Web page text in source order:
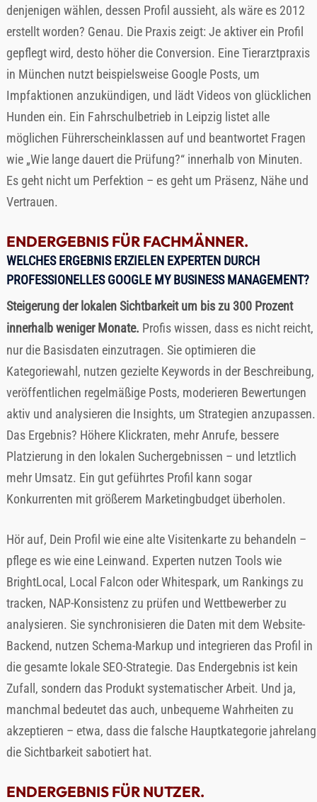
denjenigen wählen, dessen Profil aussieht, als wäre es 2012
erstellt worden? Genau. Die Praxis zeigt: Je aktiver ein Profil
gepflegt wird, desto höher die Conversion. Eine Tierarztpraxis
in München nutzt beispielsweise Google Posts, um
Impfaktionen anzukündigen, und lädt Videos von glücklichen
Hunden ein. Ein Fahrschulbetrieb in Leipzig listet alle
möglichen Führerscheinklassen auf und beantwortet Fragen
wie „Wie lange dauert die Prüfung?“ innerhalb von Minuten.
Es geht nicht um Perfektion – es geht um Präsenz, Nähe und
Vertrauen.
ENDERGEBNIS FÜR FACHMÄNNER.
WELCHES ERGEBNIS ERZIELEN EXPERTEN DURCH
PROFESSIONELLES GOOGLE MY BUSINESS MANAGEMENT?
Steigerung der lokalen Sichtbarkeit um bis zu 300 Prozent
innerhalb weniger Monate. Profis wissen, dass es nicht reicht,
nur die Basisdaten einzutragen. Sie optimieren die
Kategoriewahl, nutzen gezielte Keywords in der Beschreibung,
veröffentlichen regelmäßige Posts, moderieren Bewertungen
aktiv und analysieren die Insights, um Strategien anzupassen.
Das Ergebnis? Höhere Klickraten, mehr Anrufe, bessere
Platzierung in den lokalen Suchergebnissen – und letztlich
mehr Umsatz. Ein gut geführtes Profil kann sogar
Konkurrenten mit größerem Marketingbudget überholen.
Hör auf, Dein Profil wie eine alte Visitenkarte zu behandeln –
pflege es wie eine Leinwand. Experten nutzen Tools wie
BrightLocal, Local Falcon oder Whitespark, um Rankings zu
tracken, NAP-Konsistenz zu prüfen und Wettbewerber zu
analysieren. Sie synchronisieren die Daten mit dem Website-
Backend, nutzen Schema-Markup und integrieren das Profil in
die gesamte lokale SEO-Strategie. Das Endergebnis ist kein
Zufall, sondern das Produkt systematischer Arbeit. Und ja,
manchmal bedeutet das auch, unbequeme Wahrheiten zu
akzeptieren – etwa, dass die falsche Hauptkategorie jahrelang
die Sichtbarkeit sabotiert hat.
ENDERGEBNIS FÜR NUTZER.